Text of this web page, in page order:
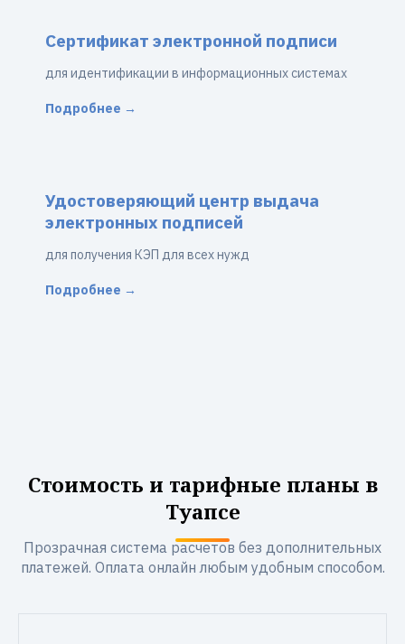
Сертификат электронной подписи
для идентификации в информационных системах
Подробнее →
Удостоверяющий центр выдача
электронных подписей
для получения КЭП для всех нужд
Подробнее →
Стоимость и тарифные планы в
Туапсе
Прозрачная система расчетов без дополнительных
платежей. Оплата онлайн любым удобным способом.